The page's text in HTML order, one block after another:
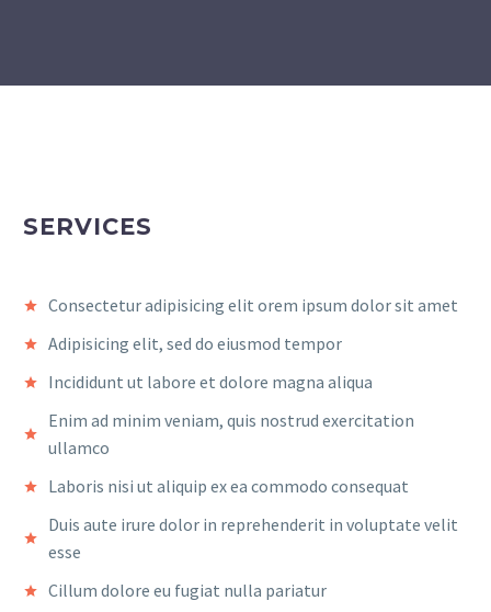
SERVICES
Consectetur adipisicing elit orem ipsum dolor sit amet
Adipisicing elit, sed do eiusmod tempor
Incididunt ut labore et dolore magna aliqua
Enim ad minim veniam, quis nostrud exercitation
ullamco
Laboris nisi ut aliquip ex ea commodo consequat
Duis aute irure dolor in reprehenderit in voluptate velit
esse
Cillum dolore eu fugiat nulla pariatur